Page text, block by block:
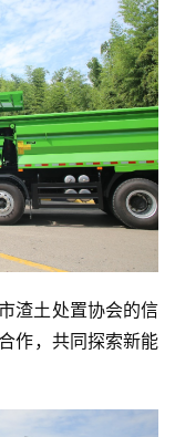
渣土处置协会的信
作，共同探索新能